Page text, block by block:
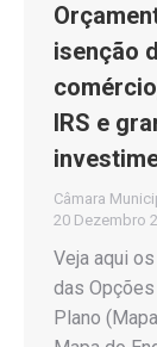
isenção
IRS e
Câmara
20 Dezembro
Veja aqui
das
Plano